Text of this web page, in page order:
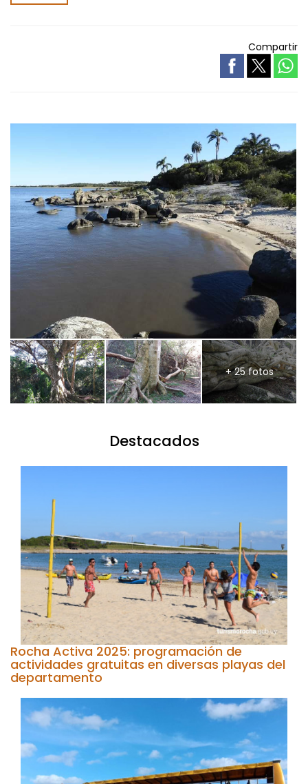
Compartir
+ 25 fotos
Destacados
Rocha Activa 2025: programación de
actividades gratuitas en diversas playas del
departamento